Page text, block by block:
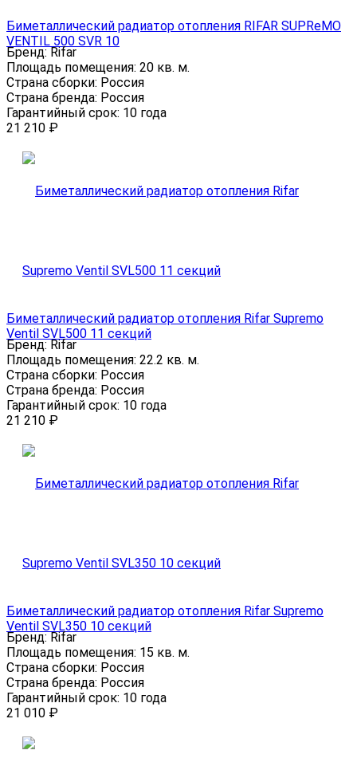
Биметаллический радиатор отопления RIFAR SUPReMO
VENTIL 500 SVR 10
Бренд: Rifar
Площадь помещения: 20 кв. м.
Страна сборки: Россия
Страна бренда: Россия
Гарантийный срок: 10 года
21 210 ₽
Биметаллический радиатор отопления Rifar Supremo
Ventil SVL500 11 секций
Бренд: Rifar
Площадь помещения: 22.2 кв. м.
Страна сборки: Россия
Страна бренда: Россия
Гарантийный срок: 10 года
21 210 ₽
Биметаллический радиатор отопления Rifar Supremo
Ventil SVL350 10 секций
Бренд: Rifar
Площадь помещения: 15 кв. м.
Страна сборки: Россия
Страна бренда: Россия
Гарантийный срок: 10 года
21 010 ₽